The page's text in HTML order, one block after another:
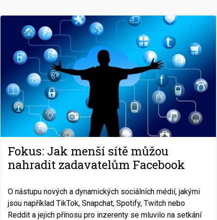
Fokus: Jak menší sítě můžou
nahradit zadavatelům Facebook
O nástupu nových a dynamických sociálních médií, jakými
jsou například TikTok, Snapchat, Spotify, Twitch nebo
Reddit a jejich přínosu pro inzerenty se mluvilo na setkání